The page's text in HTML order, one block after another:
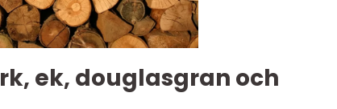
ek, douglasgran och